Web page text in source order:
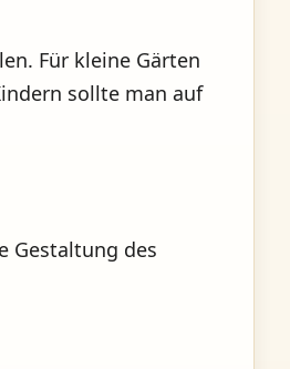
Für kleine Gärten
sollte man auf
Gestaltung des